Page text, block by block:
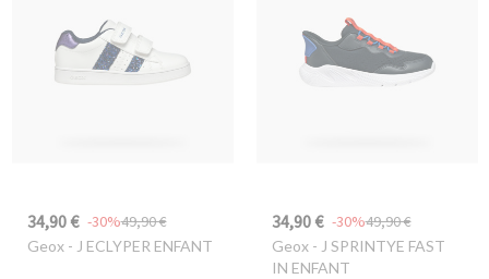
34,90 € 49,90 €
-30%
Geox- J ECLYPER ENFANT
34,90 € 49,90 €
-30%
Geox- J SPRINTYE FAST
IN ENFANT